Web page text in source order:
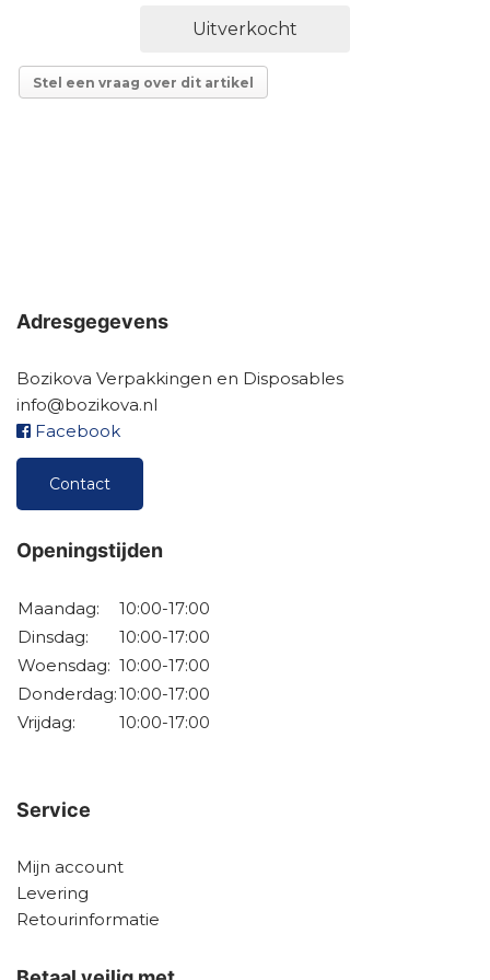
Uitverkocht
Stel een vraag over dit artikel
Adresgegevens
Bozikova Verpakkingen en Disposables
info@bozikova.nl
Facebook
Contact
Openingstijden
Maandag:
10:00-17:00
Dinsdag:
10:00-17:00
Woensdag: 10:00-17:00
Donderdag:10:00-17:00
Vrijdag:
10:00-17:00
Service
Mijn account
Levering
Retourinformatie